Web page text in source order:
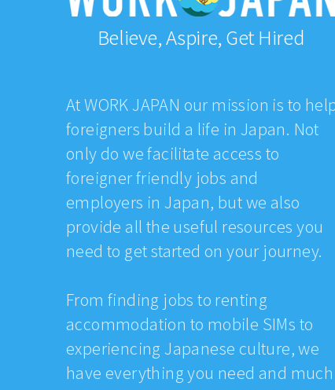
Believe, Aspire, Get Hired
At WORK JAPAN our mission is to
foreigners build a life in Japan. Not
only do we facilitate access to
foreigner friendly jobs and
employers in Japan, but we also
provide all the useful resources you
need to get started on your journey.
From finding jobs to renting
accommodation to mobile SIMs to
experiencing Japanese culture, we
have everything you need and much